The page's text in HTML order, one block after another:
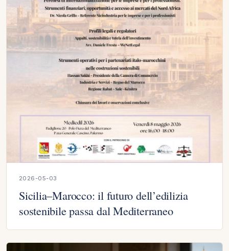
2026-05-03
Sicilia–Marocco: il futuro dell’edilizia
sostenibile passa dal Mediterraneo